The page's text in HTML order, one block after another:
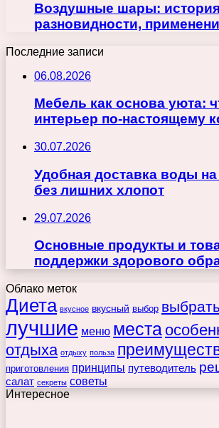
Воздушные шары:
разновидности,
Последние записи
06.08.2026
Мебель как основа уюта:
интерьер по-настоящему
30.07.2026
Удобная доставка воды
без лишних хлопот
29.07.2026
Основные продукты и
поддержки здорового
Облако меток
Диета вкусное вкусный выбор выбрать
лучшие меню места
отдыха отдыху польза
приготовления принципы путеводитель
салат секреты советы
Интересное